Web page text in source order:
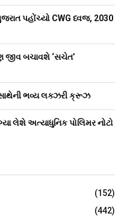
C
પહોંચ્યો CWG ધ્વજ, 2030
જીવ બચાવશે ‘સચેત’
ભવ્ય લક્ઝરી ક્રૂઝ
લેશે અત્યાધુનિક પોલિમર નોટો
(152)
(442)